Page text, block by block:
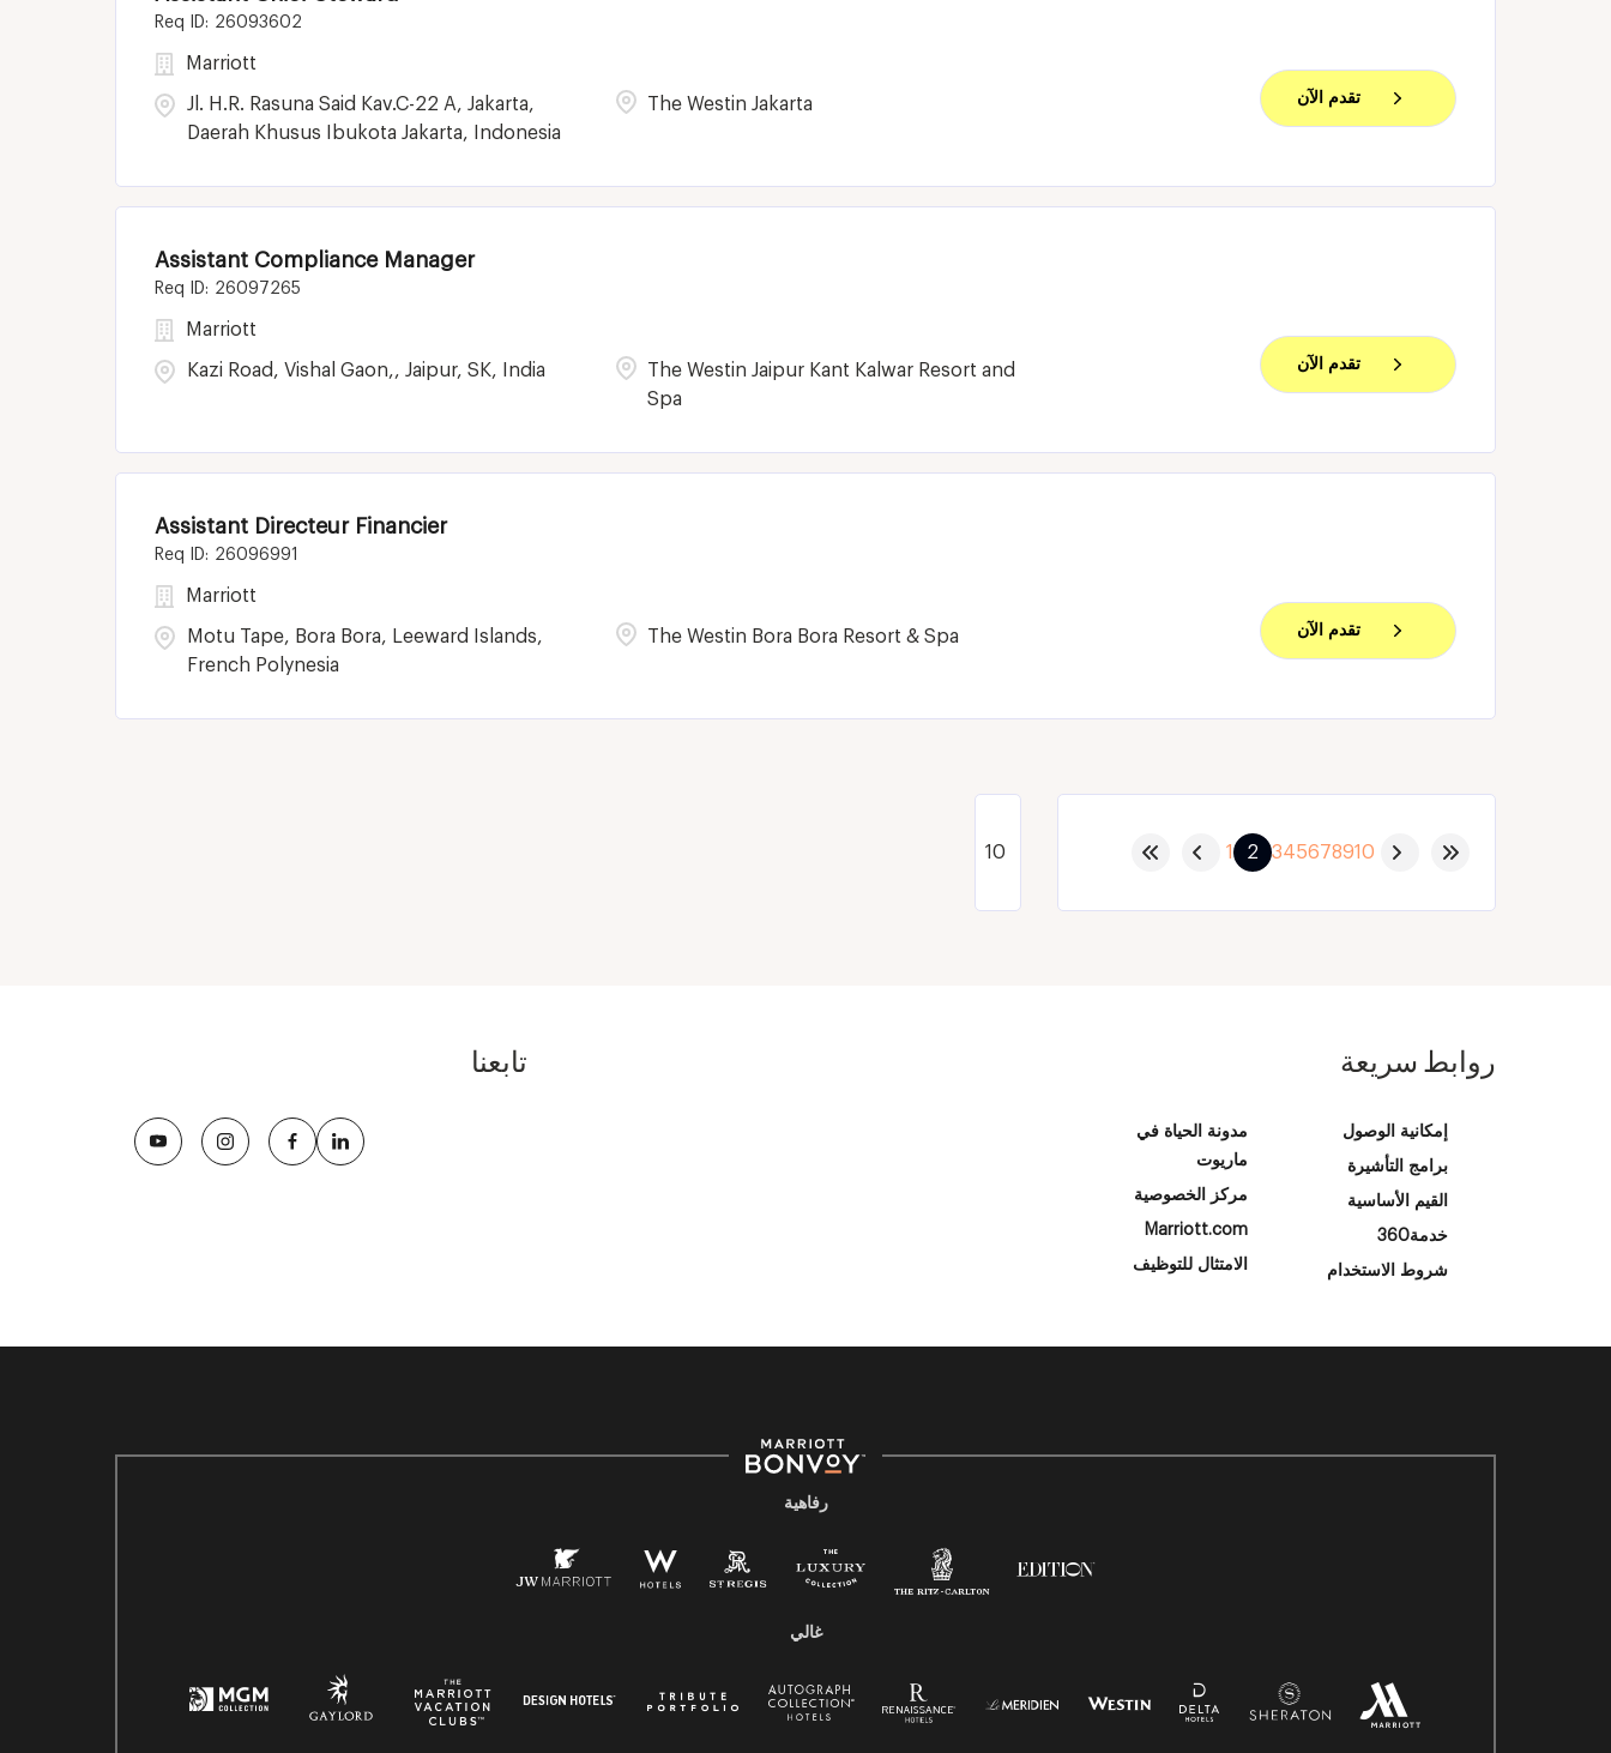
26093602
Jl. H.R. Rasuna Said Kav.C-22 A, Jakarta,
Daerah Khusus Ibukota Jakarta, Indonesia
Marriott
The Westin Jakarta تقدم الآن
Assistant Compliance Manager
26097265
Kazi Road, Vishal Gaon,, Jaipur, SK, India
Marriott
The Westin Jaipur Kant Kalwar Resort and
Spa
تقدم الآن
Assistant Directeur Financier
26096991
Motu Tape, Bora Bora, Leeward Islands,
French Polynesia
Marriott
The Westin Bora Bora Resort & Spa تقدم الآن
1 2 345678910
روابط سريعة
إمكانية الوصول
برامج التأشيرة
القيم الأساسية
خدمة360
شروط الاستخدام
مدونة الحياة في
ماريوت
مركز الخصوصية
Marriott.com
الامتثال للتوظيف
تابعنا
رفاهية
غالي